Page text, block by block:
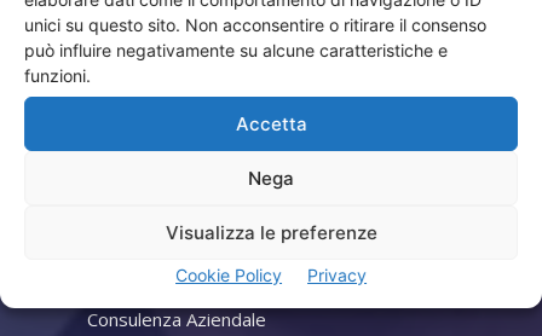
unici su questo sito. Non acconsentire o ritirare il consenso
può influire negativamente su alcune caratteristiche e
funzioni.
Accetta
Nega
Visualizza le preferenze
Cookie Policy Privacy
Iscrizione Newsletter
Cookie Policy (UE)
Consulenza Aziendale